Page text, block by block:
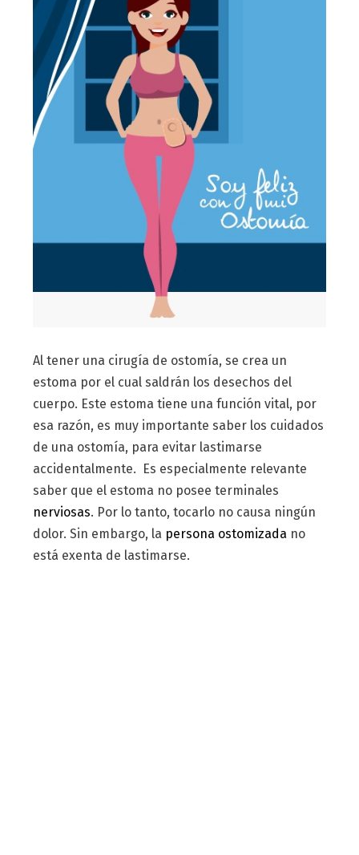
Al tener una cirugía de ostomía, se crea un
estoma por el cual saldrán los desechos del
cuerpo. Este estoma tiene una función vital, por
esa razón, es muy importante saber los cuidados
de una ostomía, para evitar lastimarse
accidentalmente. Es especialmente relevante
saber que el estoma no posee terminales
nerviosas. Por lo tanto, tocarlo no causa ningún
dolor. Sin embargo, la persona ostomizada no
está exenta de lastimarse.